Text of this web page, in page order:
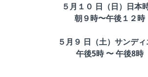
５月１０ 日（日）日本
朝９時〜午後１２時
５月９ 日（土）サンデ
午後5時 〜 午後8時